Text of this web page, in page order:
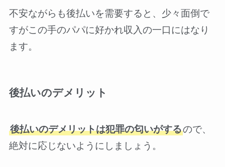
不安ながらも後払いを需要すると、少々面倒で
すがこの手のパパに好かれ収入の一口にはなり
ます。
後払いのデメリット
後払いのデメリットは犯罪の匂いがするので、
絶対に応じないようにしましょう。